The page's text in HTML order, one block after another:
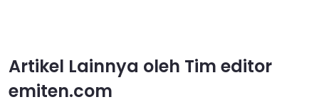
Artikel Lainnya oleh Tim editor
emiten.com